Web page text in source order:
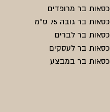
כסאות בר מרופדים
כסאות בר גובה 75 ס"מ
כסאות בר לברים
כסאות בר לעסקים
כסאות בר במבצע